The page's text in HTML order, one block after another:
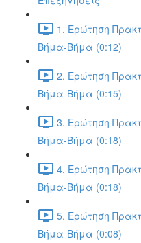
1. Ερώτηση
Βήμα-Βήμα (0:12)
2. Ερώτηση
Βήμα-Βήμα (0:15)
3. Ερώτηση
Βήμα-Βήμα (0:18)
4. Ερώτηση
Βήμα-Βήμα (0:18)
5. Ερώτηση
Βήμα-Βήμα (0:08)